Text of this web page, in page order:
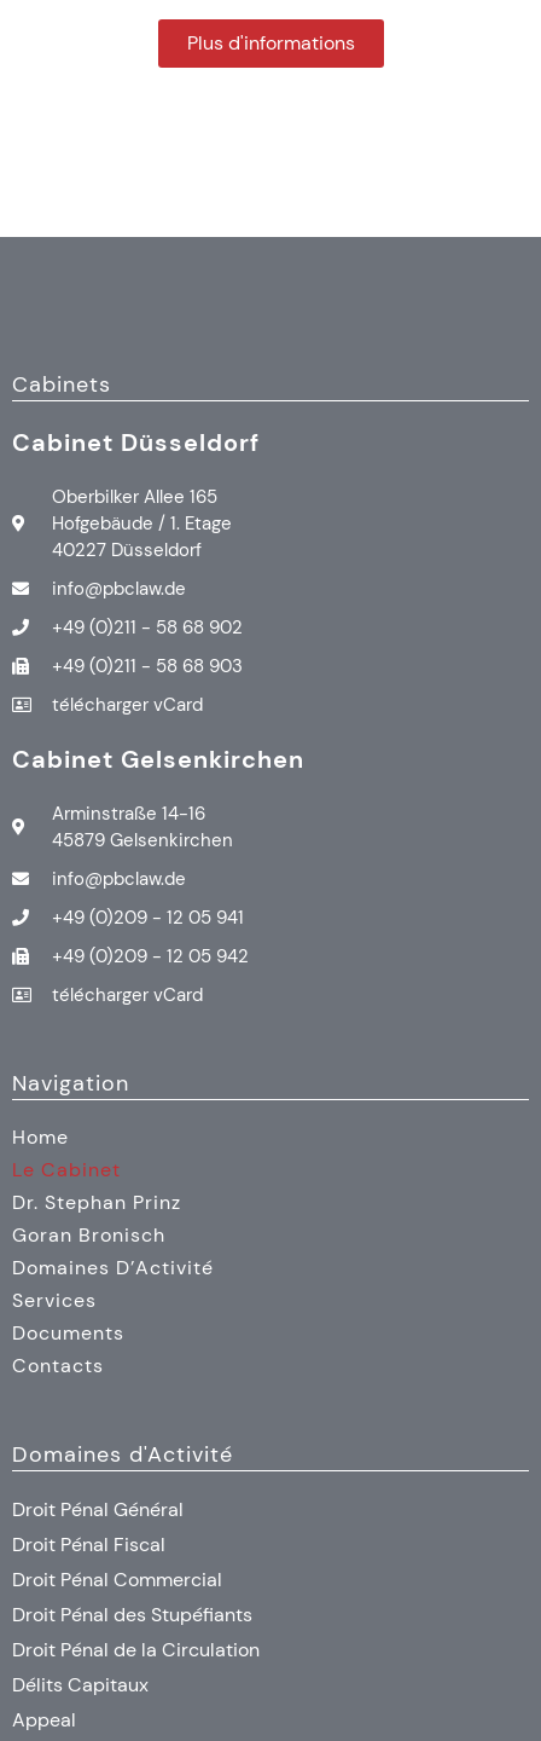
Plus d'informations
Cabinets
Cabinet Düsseldorf
Oberbilker Allee 165
Hofgebäude / 1. Etage
40227 Düsseldorf
info@pbclaw.de
+49 (0)211 - 58 68 902
+49 (0)211 - 58 68 903
télécharger vCard
Cabinet Gelsenkirchen
Arminstraße 14-16
45879 Gelsenkirchen
info@pbclaw.de
+49 (0)209 - 12 05 941
+49 (0)209 - 12 05 942
télécharger vCard
Navigation
Home
Le Cabinet
Dr. Stephan Prinz
Goran Bronisch
Domaines D’Activité
Services
Documents
Contacts
Domaines d'Activité
Droit Pénal Général
Droit Pénal Fiscal
Droit Pénal Commercial
Droit Pénal des Stupéfiants
Droit Pénal de la Circulation
Délits Capitaux
Appeal